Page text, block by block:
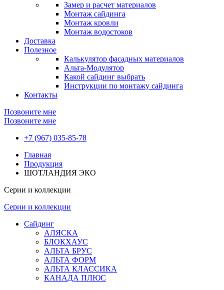
Замер и расчет материалов
Монтаж сайдинга
Монтаж кровли
Монтаж водостоков
Доставка
Полезное
Калькулятор фасадных материалов
Альта-Модулятор
Какой сайдинг выбрать
Инструкции по монтажу сайдинга
Контакты
Позвоните мне
Позвоните мне
+7 (967) 035-85-78
Главная
Продукция
ШОТЛАНДИЯ ЭКО
Серии и коллекции
Серии и коллекции
Сайдинг
АЛЯСКА
БЛОКХАУС
АЛЬТА БРУС
АЛЬТА ФОРМ
АЛЬТА КЛАССИКА
КАНАДА ПЛЮС